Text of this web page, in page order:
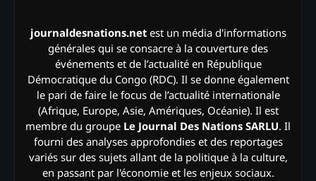
journaldesnations.netest un média d'informations
générales qui se consacre à la couverture des
événements et de l’actualité en République
Démocratique du Congo (RDC). Il se donne également
le pari de faire le focus de l’actualité internationale
(Afrique, Europe, Asie, Amériques, Océanie). Il est
membre du groupe Le Journal Des Nations SARLU. Il
fourni des analyses approfondies et des reportages
variés sur des sujets allant de la politique à la culture,
en passant par l'économie et les enjeux sociaux.